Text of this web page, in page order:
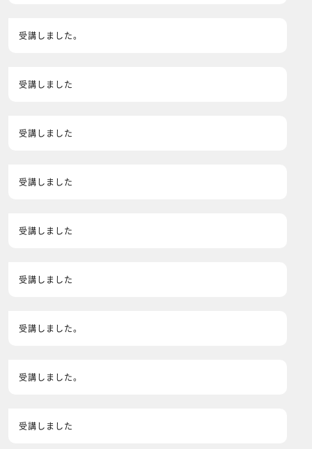
受講しました。
受講しました
受講しました
受講しました
受講しました
受講しました
受講しました。
受講しました。
受講しました